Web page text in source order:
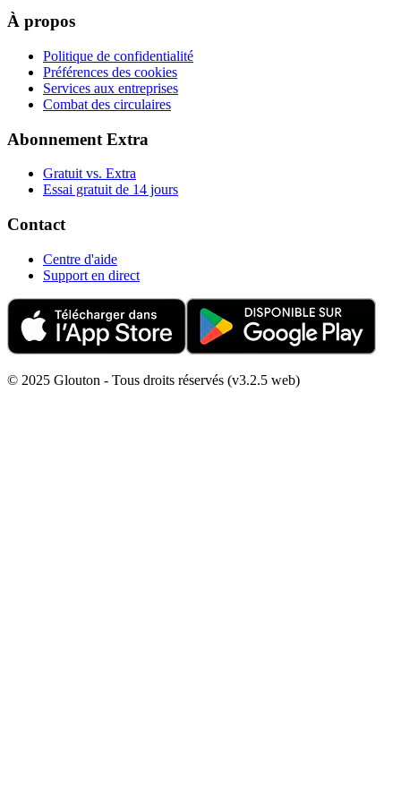
À propos
Politique de confidentialité
Préférences des cookies
Services aux entreprises
Combat des circulaires
Abonnement Extra
Gratuit vs. Extra
Essai gratuit de 14 jours
Contact
Centre d'aide
Support en direct
© 2025 Glouton - Tous droits réservés (v3.2.5 web)